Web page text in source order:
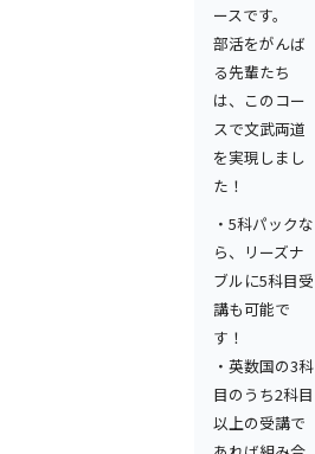
ースです。
部活をがんば
る先輩たち
は、このコー
スで文武両道
を実現しまし
た！
・5科パックな
ら、リーズナ
ブルに5科目受
講も可能で
す！
・英数国の3科
目のうち2科目
以上の受講で